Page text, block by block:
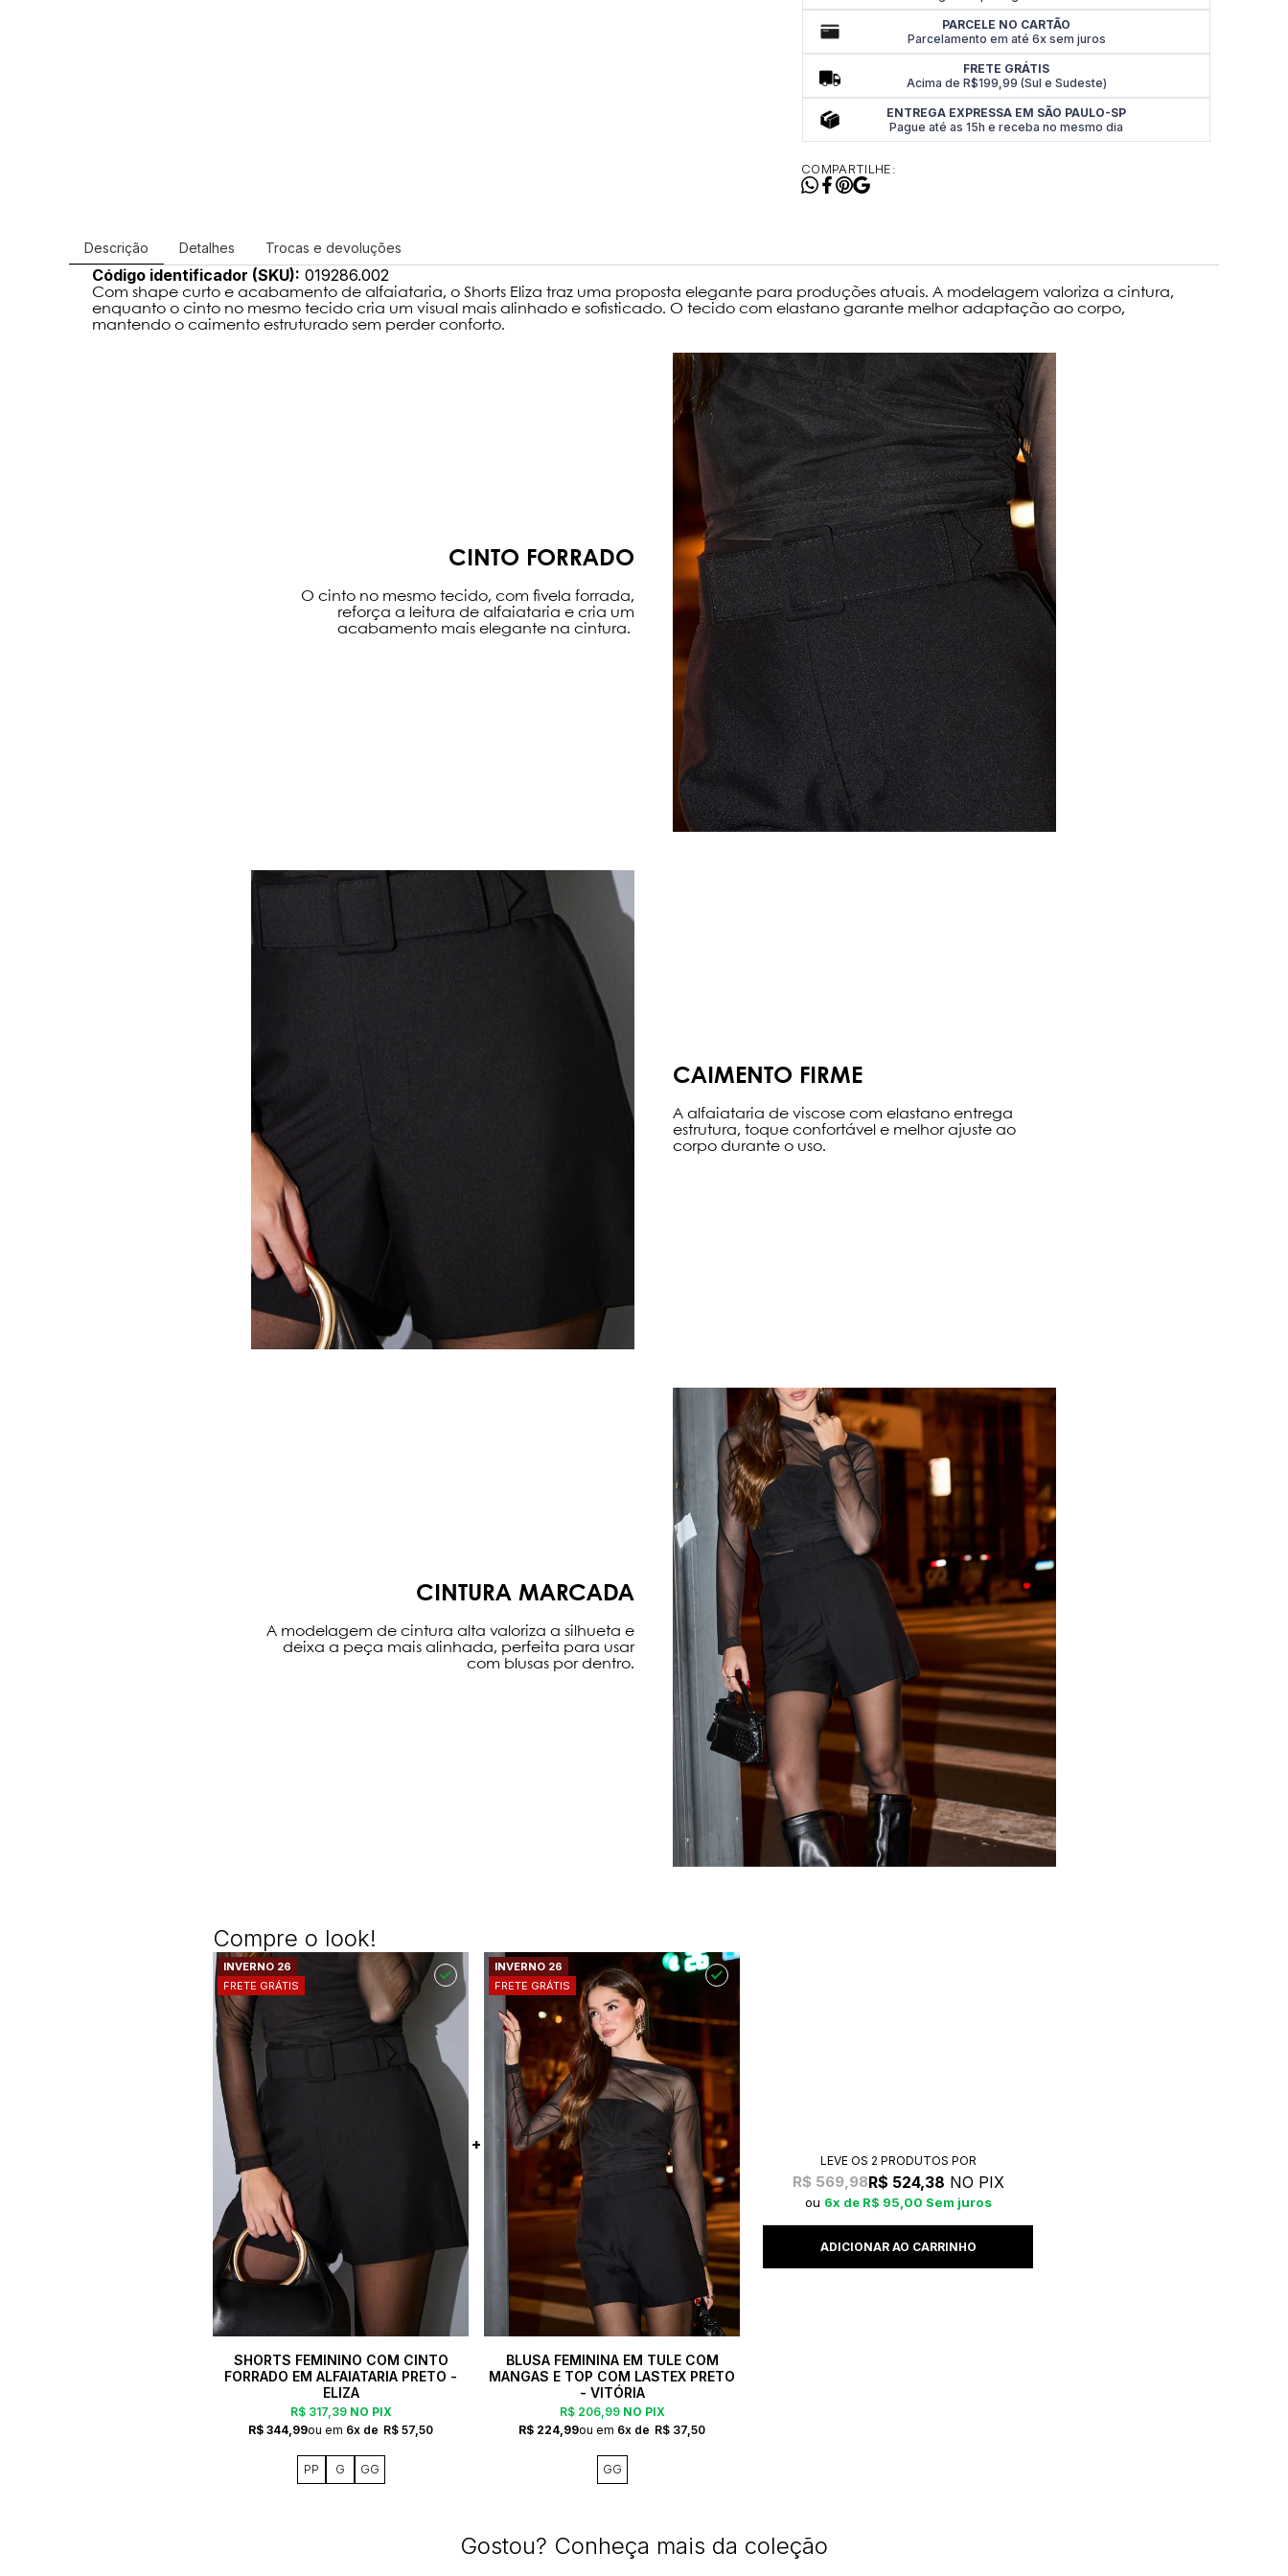
PARCELE NO CARTÃO
Parcelamento em até 6x sem juros
FRETE GRÁTIS
Acima de R$199,99 (Sul e Sudeste)
ENTREGA EXPRESSA EM SÃO PAULO-SP
Pague até as 15h e receba no mesmo dia
COMPARTILHE:
Descrição Detalhes Trocas e devoluções
Código identificador (SKU): 019286.002
Com shape curto e acabamento de alfaiataria, o Shorts Eliza traz uma proposta elegante para produções atuais. A modelagem valoriza a cintura,
enquanto o cinto no mesmo tecido cria um visual mais alinhado e sofisticado. O tecido com elastano garante melhor adaptação ao corpo,
mantendo o caimento estruturado sem perder conforto.
CINTO FORRADO
O cinto no mesmo tecido, com fivela forrada,
reforça a leitura de alfaiataria e cria um
acabamento mais elegante na cintura.
CAIMENTO FIRME
A alfaiataria de viscose com elastano entrega
estrutura, toque confortável e melhor ajuste ao
corpo durante o uso.
CINTURA MARCADA
A modelagem de cintura alta valoriza a silhueta e
deixa a peça mais alinhada, perfeita para usar
com blusas por dentro.
Compre o look!
FRETE GRÁTIS
INVERNO 26
SHORTS FEMININO COM CINTO
FORRADO EM ALFAIATARIA PRETO -
ELIZA
R$ 317,39NO PIX
R$ 344,99
6x R$ 57,50
PP G GG
FRETE GRÁTIS
INVERNO 26
BLUSA FEMININA EM TULE COM
MANGAS E TOP COM LASTEX PRETO
- VITÓRIA
R$ 206,99NO PIX
R$ 224,99
6x R$ 37,50
GG
LEVE OS 2 PRODUTOS
R$ 569,98R$ 524,38 NO PIX
6x R$ 95,00 Sem juros
Gostou? Conheça mais da coleção